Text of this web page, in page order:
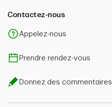
Contactez-nous
Appelez-nous
Prendre rendez-vous
Donnez des commentaires